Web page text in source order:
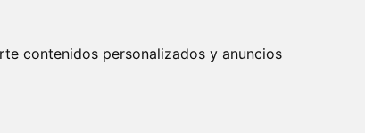
contenidos personalizados y anuncios